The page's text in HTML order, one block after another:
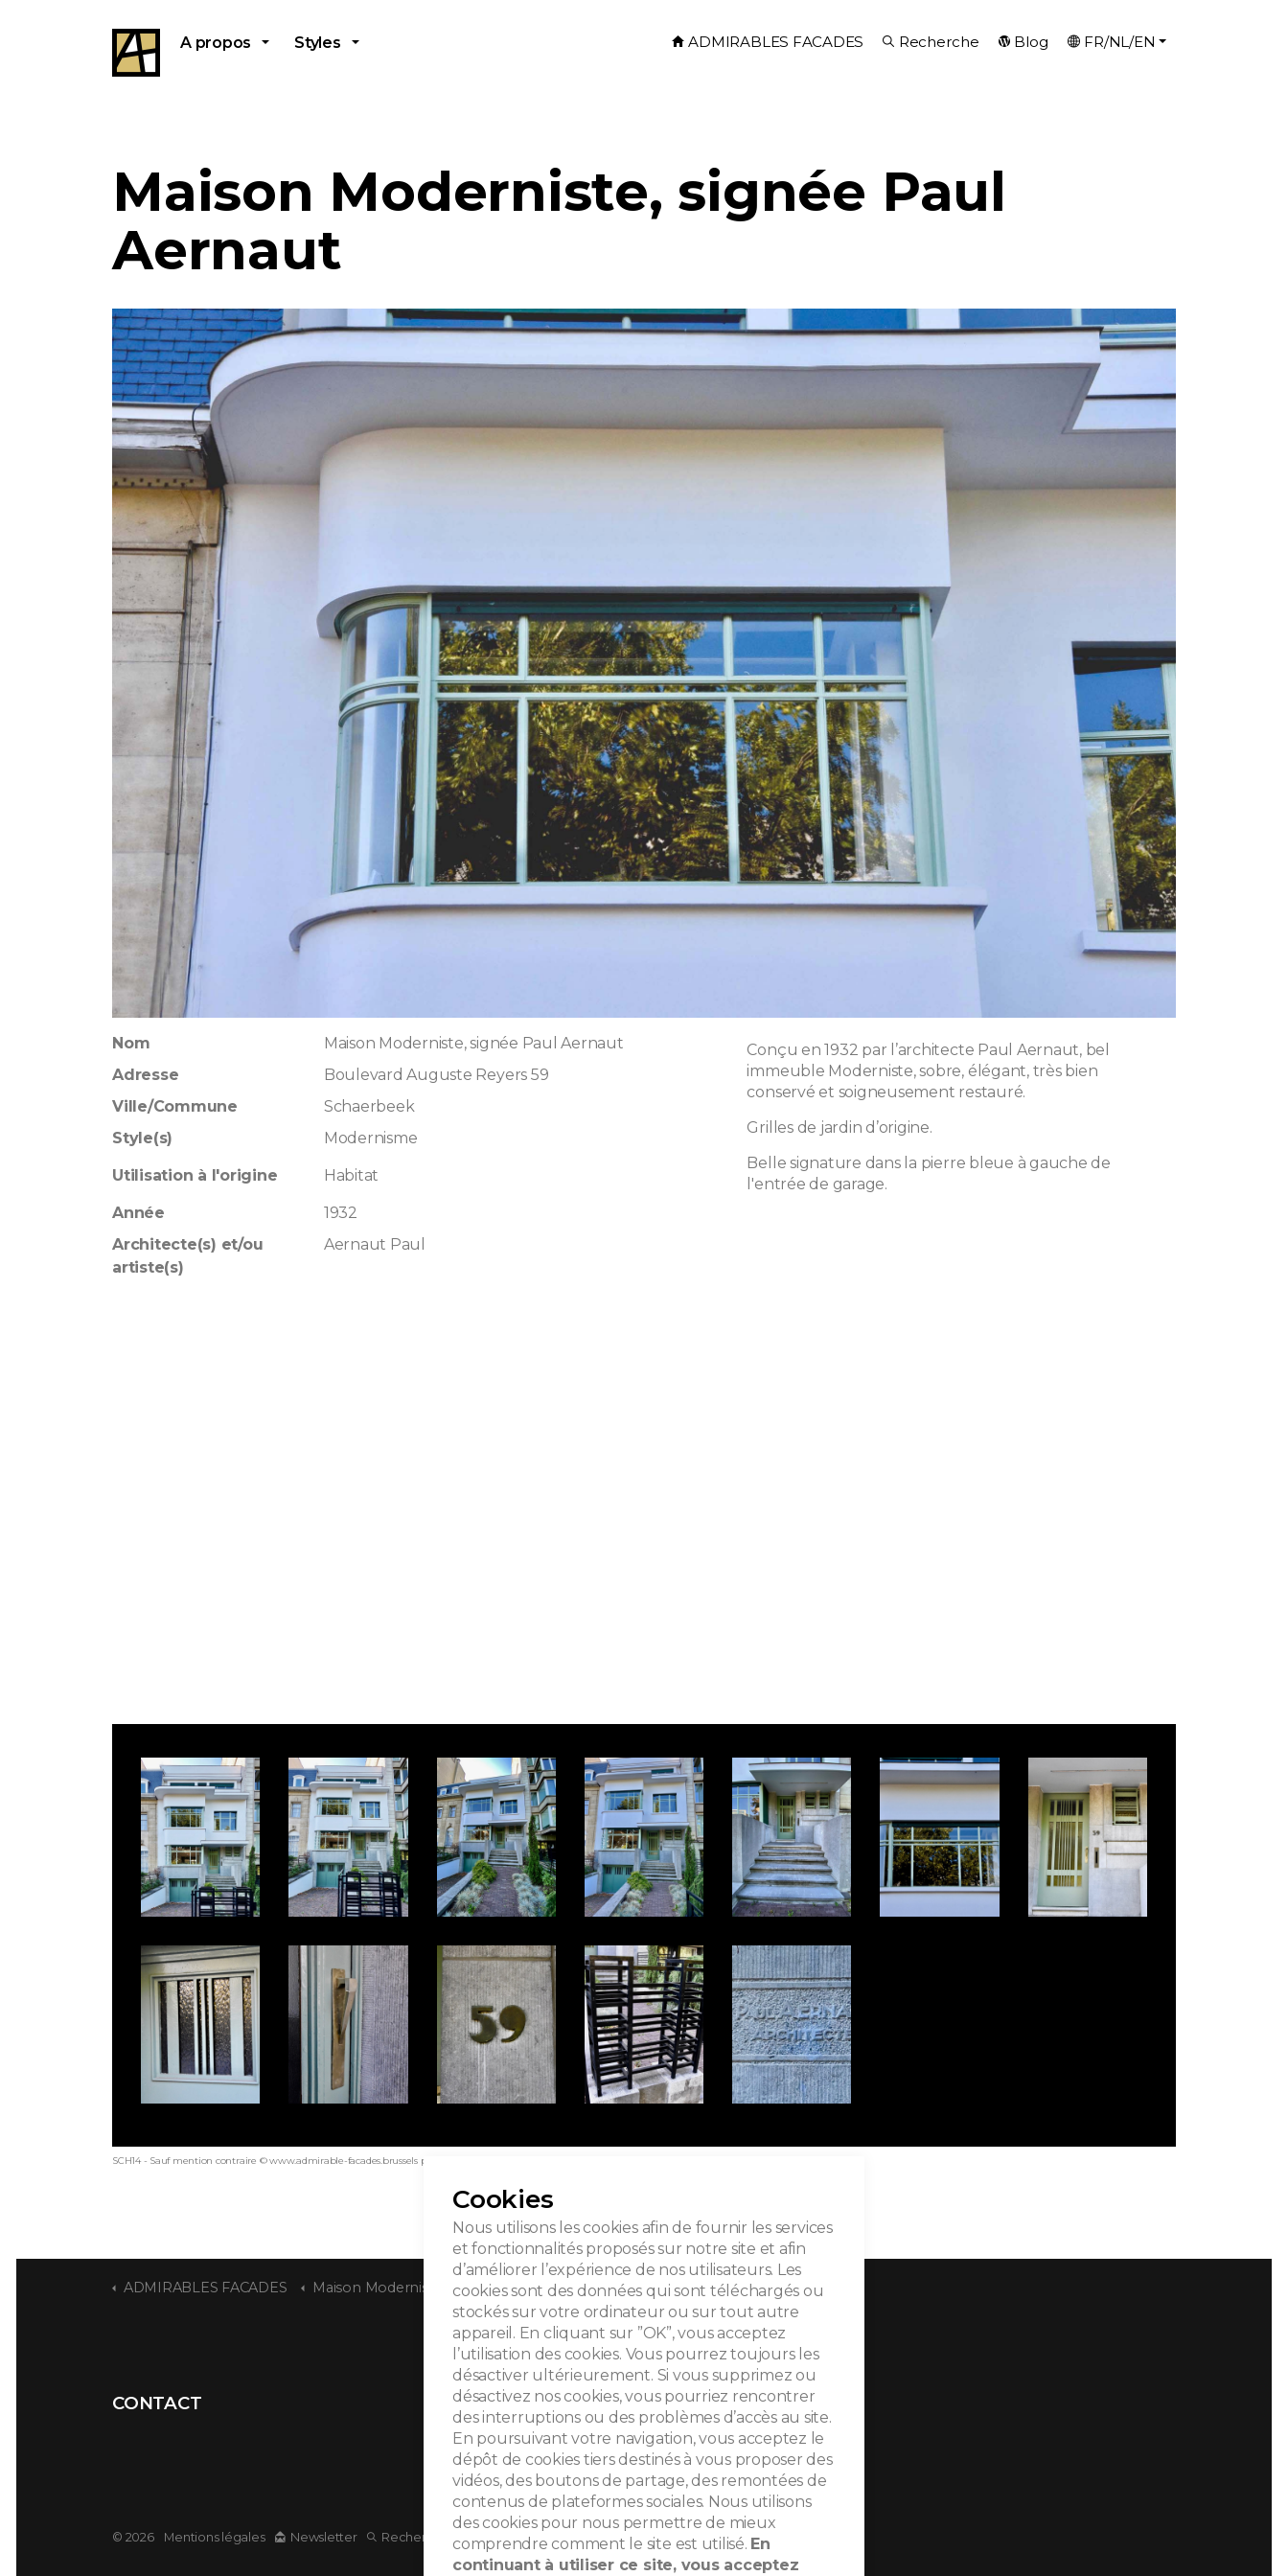
A propos Styles ADMIRABLES FACADES Recherche Blog FR/NL/EN
Maison Moderniste, signée Paul
Aernaut
Nom
Maison Moderniste, signée Paul Aernaut
Adresse
Boulevard Auguste Reyers 59
Ville/Commune
Schaerbeek
Style(s)
Modernisme
Utilisation à l'origine Habitat
Année
1932
Architecte(s) et/ou
artiste(s)
Aernaut Paul
Conçu en 1932 par l’architecte Paul Aernaut, bel
immeuble Moderniste, sobre, élégant, très bien
conservé et soigneusement restauré.
Grilles de jardin d’origine.
Belle signature dans la pierre bleue à gauche de
l'entrée de garage.
SCH14 - Sauf mention contraire © www.admirable-facades.brussels pour toutes les photos
ADMIRABLES FACADES Maison Moderniste, signée Paul Aernaut
CONTACT
© 2026 Mentions légales Newsletter Recherche
Cookies
Nous utilisons les cookies afin de fournir les services
et fonctionnalités proposés sur notre site et afin
d’améliorer l’expérience de nos utilisateurs. Les
cookies sont des données qui sont téléchargés ou
stockés sur votre ordinateur ou sur tout autre
appareil. En cliquant sur ”OK”, vous acceptez
l’utilisation des cookies. Vous pourrez toujours les
désactiver ultérieurement. Si vous supprimez ou
désactivez nos cookies, vous pourriez rencontrer
des interruptions ou des problèmes d’accès au site.
En poursuivant votre navigation, vous acceptez le
dépôt de cookies tiers destinés à vous proposer des
vidéos, des boutons de partage, des remontées de
contenus de plateformes sociales. Nous utilisons
des cookies pour nous permettre de mieux
comprendre comment le site est utilisé. En
continuant à utiliser ce site, vous acceptez